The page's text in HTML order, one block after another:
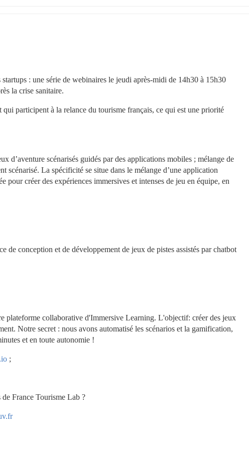
: une série de webinaires le jeudi après-midi de 14h30 à 15h30
la crise sanitaire.
participent à la relance du tourisme français, ce qui est une priorité
d’aventure scénarisés guidés par des applications mobiles ; mélange de
scénarisé. La spécificité se situe dans le mélange d’une application
pour créer des expériences immersives et intenses de jeu en équipe, en
de conception et de développement de jeux de pistes assistés par chatbot
collaborative d'Immersive Learning. L'objectif: créer des jeux
Notre secret : nous avons automatisé les scénarios et la gamification,
et en toute autonomie !
;
de France Tourisme Lab ?